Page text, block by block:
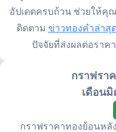
อัปเดตครบถ้วน ช่วยให้คุ
ติดตาม ข่าวทองคำล่าสุ
ปัจจัยที่ส่งผลต่อราค
กราฟรา
เดือน
กราฟราคาทองย้อนหลั